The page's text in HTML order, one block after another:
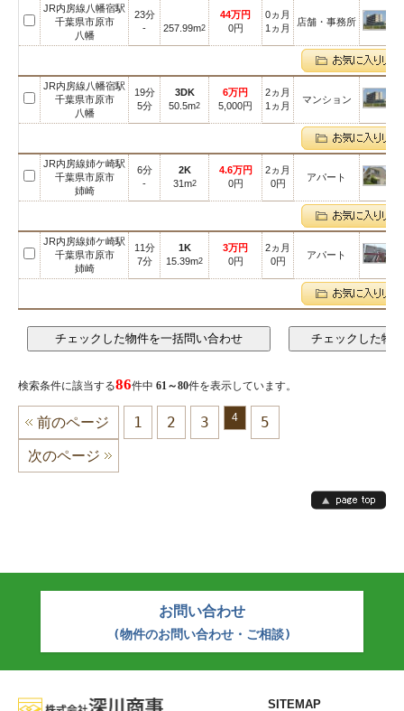
JR内房線八幡宿駅
千葉県市原市
八幡
23分
-
257.99m2
44万円
0円
0ヵ月
1ヵ月
店舗・事務所
JR内房線八幡宿駅
千葉県市原市
八幡
19分
5分
3DK
50.5m2
6万円
5,000円
2ヵ月
1ヵ月
マンション
JR内房線姉ケ崎駅
千葉県市原市
姉崎
6分
-
2K
31m2
4.6万円
0円
2ヵ月
0円
アパート
JR内房線姉ケ崎駅
千葉県市原市
姉崎
11分
7分
1K
15.39m2
3万円
0円
2ヵ月
0円
アパート
検索条件に該当する86件中 61～80件を表示しています。
前のページ 1 2 3 4
5
次のページ
お問い合わせ
(物件のお問い合わせ・ご相談)
SITEMAP